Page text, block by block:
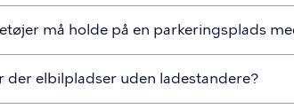
må holde på en parkeringsplads
der elbilpladser uden ladestandere?